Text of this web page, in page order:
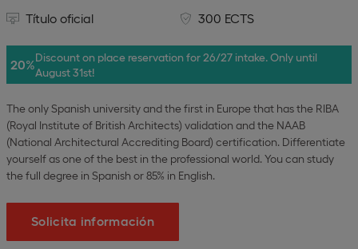
Título oficial
300 ECTS
20%Discount on place reservation for 26/27 intake. Only until
August 31st!
The only Spanish university and the first in Europe that has the RIBA
(Royal Institute of British Architects) validation and the NAAB
(National Architectural Accrediting Board) certification. Differentiate
yourself as one of the best in the professional world. You can study
the full degree in Spanish or 85% in English.
Solicita información